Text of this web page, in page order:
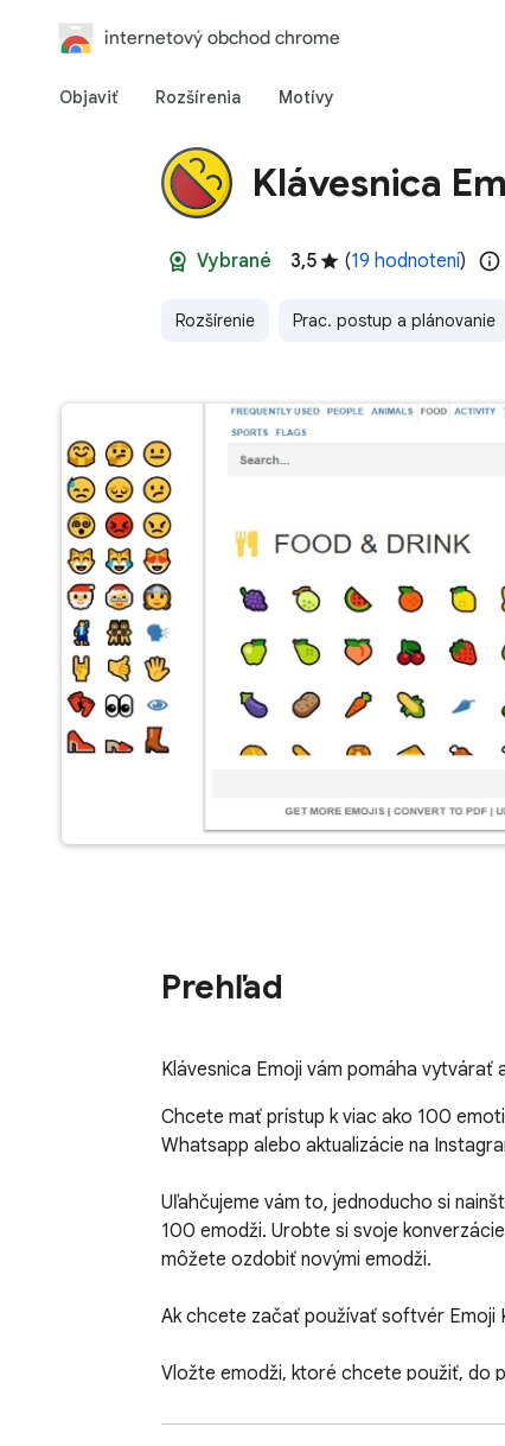
internetový obchod chrome
Objaviť Rozšírenia Motívy
Klávesnica
Vybrané 3,5 (19 hodnotení)
Rozšírenie Prac. postup a plánovanie
Prehľad
Klávesnica Emoji vám pomáha vytvárať
Chcete mať prístup k viac ako 100
Whatsapp alebo aktualizácie na
Uľahčujeme vám to, jednoducho si
100 emodži. Urobte si svoje
môžete ozdobiť novými emodži.
Ak chcete začať používať softvér Emoji
Vložte emodži, ktoré chcete použiť, do